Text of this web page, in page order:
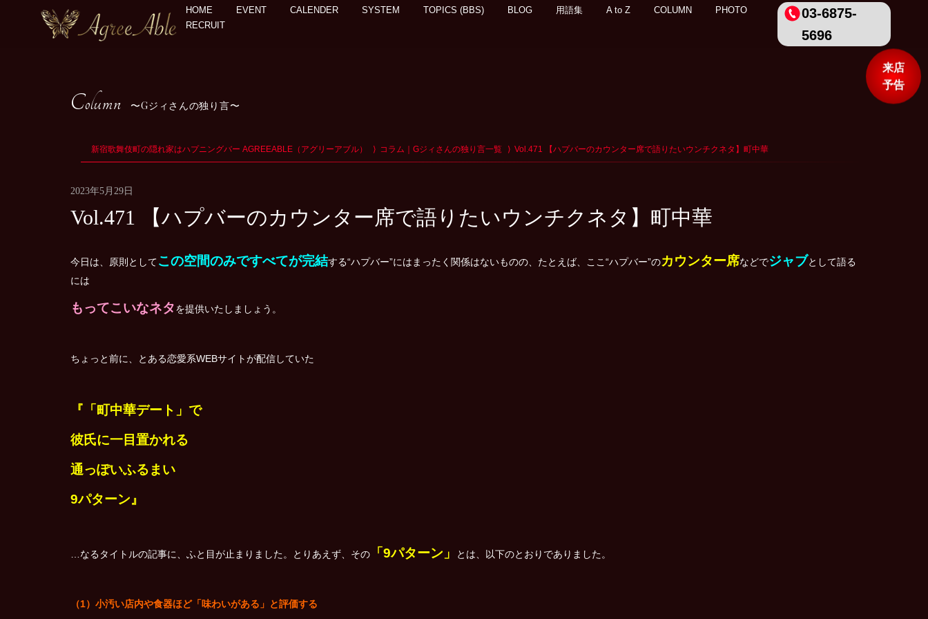
HOME EVENT CALENDER SYSTEM TOPICS (BBS) BLOG 用語集 A to Z COLUMN
PHOTO
RECRUIT
03-6875-
5696
来店
予告
Column Gジィさんの独り言
新宿歌舞伎町の隠れ家はハプニングバー AGREEABLE（アグリーアブル） コラム｜Gジィさんの独り言一覧 Vol.471 【ハプバーのカウンター席で語りたいウンチクネタ】町中華
2023年5月29日
Vol.471 【ハプバーのカウンター席で語りたいウンチクネタ】町中華
今日は、原則としてこの空間のみですべてが完結する“ハプバー”にはまったく関係はないものの、たとえば、ここ“ハプバー”のカウンター席などでジャブとして語る
には
もってこいなネタを提供いたしましょう。
ちょっと前に、とある恋愛系WEBサイトが配信していた
『「町中華デート」で
彼氏に一目置かれる
通っぽいふるまい
9パターン』
…なるタイトルの記事に、ふと目が止まりました。とりあえず、その 「9パターン」 とは、以下のとおりでありました。
（1）小汚い店内や食器ほど「味わいがある」と評価する